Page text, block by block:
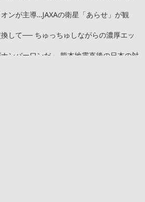
ンが主導…JAXAの衛星「あらせ」が観
して── ちゅっちゅしながらの濃厚エッ
ンバーワンだ」 熊本地震直後の日本の対